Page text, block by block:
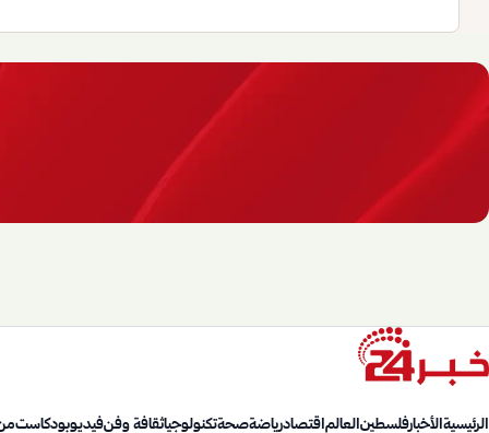
الرئيسيةالأخبارفلسطينالعالماقتصادرياضةصحةتكنولوجياثقافة وفنفيديوبودكاست